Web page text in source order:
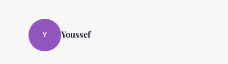
Y Youssef